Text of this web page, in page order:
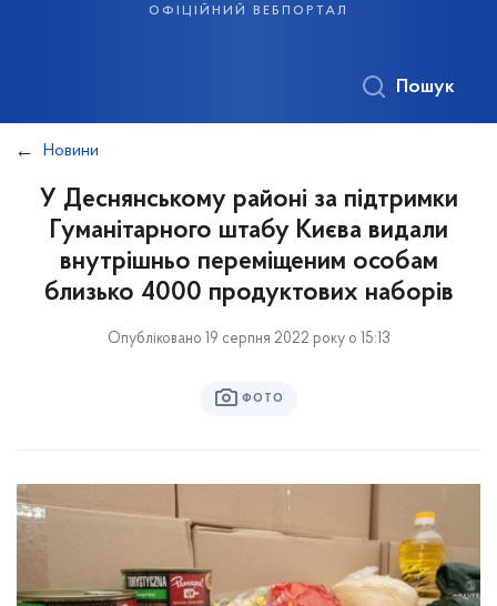
офіційний вебпортал
Пошук
Новини
У Деснянському районі за підтримки
Гуманітарного штабу Києва видали
внутрішньо переміщеним особам
близько 4000 продуктових наборів
Опубліковано 19 серпня 2022 року о 15:13
ФОТО